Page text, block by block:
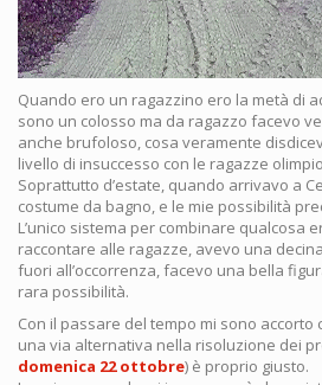
Quando ero un ragazzino ero la metà di
sono un colosso ma da ragazzo facevo
anche brufoloso, cosa veramente
livello di insuccesso con le ragazze
Soprattutto d’estate, quando arrivavo a
costume da bagno, e le mie possibilità
L’unico sistema per combinare qualcosa
raccontare alle ragazze, avevo una
fuori all’occorrenza, facevo una bella
rara possibilità.
Con il passare del tempo mi sono accorto
una via alternativa nella risoluzione dei
domenica 22 ottobre) è proprio giusto.